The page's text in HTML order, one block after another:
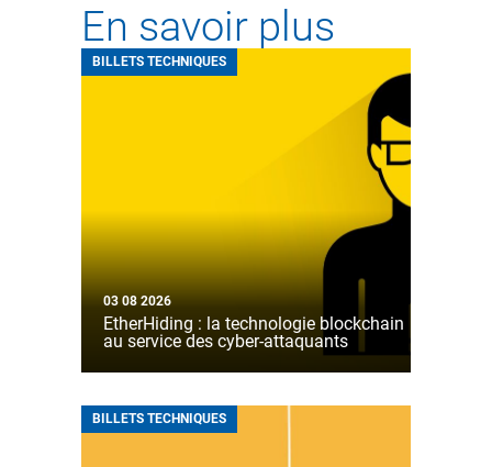
En savoir plus
BILLETS TECHNIQUES
03 08 2026
EtherHiding : la technologie blockchain
au service des cyber-attaquants
BILLETS TECHNIQUES